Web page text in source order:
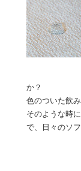
か？
色のついた飲
そのような時
で、日々のソ